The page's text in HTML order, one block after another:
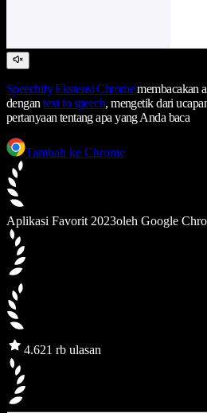
Speechify Ekstensi Chromemembacakan
dengantext to speech, mengetik dari
pertanyaan tentang apa yang Anda baca
Tambah ke Chrome
Aplikasi Favorit 2023oleh Google
4.621 rb ulasan